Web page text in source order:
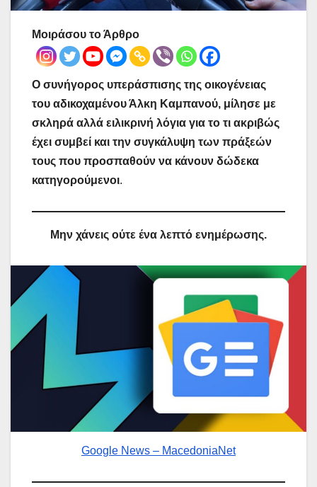
Μοιράσου το Άρθρο
Ο συνήγορος υπεράσπισης της οικογένειας
του αδικοχαμένου Άλκη Καμπανού, μίλησε με
σκληρά αλλά ειλικρινή λόγια για το τι ακριβώς
έχει συμβεί και την συγκάλυψη των πράξεών
τους που προσπαθούν να κάνουν δώδεκα
κατηγορούμενοι.
Μην χάνεις ούτε ένα λεπτό ενημέρωσης.
Google News – MacedoniaNet